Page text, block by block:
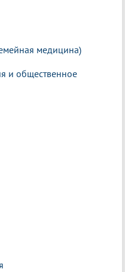
медицина)
и общественное